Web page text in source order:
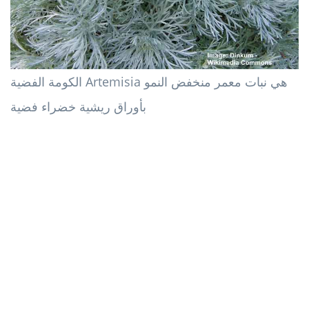
الكومة الفضية Artemisia هي نبات معمر منخفض النمو
بأوراق ريشية خضراء فضية